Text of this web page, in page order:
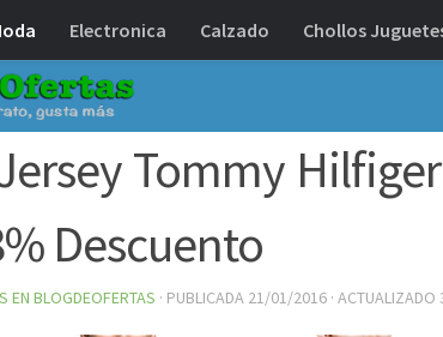
Electronica Calzado Chollos
Tommy
Descuento
EN BLOGDEOFERTAS · PUBLICADA 21/01/2016 · ACTUALIZADO